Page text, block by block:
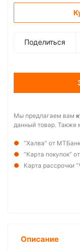
Поделиться
Мы предлагаем вам
данный товар. Также
“Халва” от
“Карта покупок”
Карта рассрочки
Описание